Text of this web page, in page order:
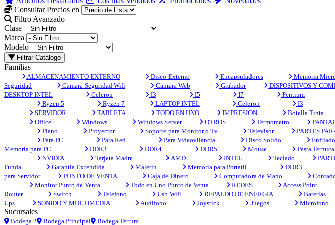
Consultar Precios en
Filtro Avanzado
Clase
Marca
Modelo
Filtrar Catálogo
Familias
ALMACENAMIENTO EXTERNO Disco Externo Encapsuladores Memoria
Seguridad
Camara Seguridad Wifi Camara Web Grabador DISPOSITIVOS Y
DESKTOP INTEL
Celeron I3 I5 I7 Pentium
Ryzen 5
Ryzen 7 LAPTOP INTEL Celeron I3
SERVIDOR
TABLETA TODO EN UNO IMPRESION Botella Tinta
Office
Windows Windows Server OTROS Termometro
Plano
Proyector Soporte para Monitor o Tv Televisor PARTES
Para PC
Para Red Para Videovilancia Disco Solido
Memoria para PC
DDR3 DDR4 DDR5 Mouse Pasta Termica
NVIDIA
Tarjeta Madre AMD INTEL Teclado
Funda
Garantia Extendida Maletin Memoria para Portatil DDR3
para Servidor
PUNTO DE VENTA Caja de Dinero Computadora de Mano
Monitor Punto de Venta
Todo en Uno Punto de Venta REDES Access Point
Router
Switch Telefono Usb Wifi REPALDO DE ENERGIA Baterias
Ups
SONIDO Y MULTIMEDIA Audifono Joystick Juegos Microfono
Sucursales
Bodega 2 Bodega Principal Bodega Terrum